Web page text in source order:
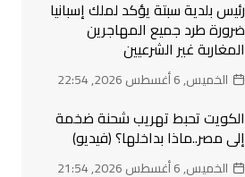
رئيس بلدية سبتة يؤكد لملك إسبانيا
ضرورة طرد جميع المهاجرين
المغاربة غير الشرعيين
الخميس, 6 أغسطس 2026, 22:54
الكويت تحبط تهريب شحنة ضخمة
إلى مصر..ماذا بداخلها؟ (فيديو)
الخميس, 6 أغسطس 2026, 21:54